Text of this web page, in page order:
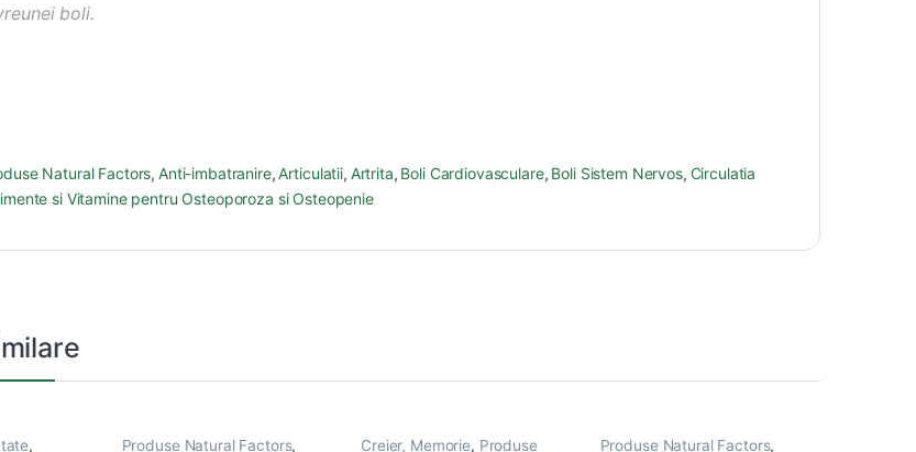
boli.
Natural Factors, Anti-imbatranire,Articulatii, Artrita, Boli Cardiovasculare, Boli Sistem Nervos, Circulatia
si Vitamine pentru Osteoporoza si Osteopenie
,
Produse Natural Factors,
Creier, Memorie, Produse
Produse Natural Factors,